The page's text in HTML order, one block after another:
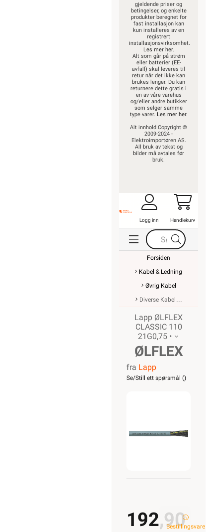
gjeldende priser og
betingelser, og enkelte
produkter beregnet for
fast installasjon kan
kun installeres av en
registrert
installasjonsvirksomhet.
Les mer her.
Alt som går på strøm
eller batterier (EE-
avfall) skal leveres til
retur når det ikke kan
brukes lenger. Du kan
returnere dette gratis i
en av våre varehus
og/eller andre butikker
som selger samme
type varer. Les mer her.
Alt innhold Copyright ©
2009-2024 -
Elektroimportøren AS.
All bruk av tekst og
bilder må avtales før
bruk.
Logg inn Handlekurv
Forsiden
Kabel & Ledning
Øvrig Kabel
Diverse Kabel
Lapp ØLFLEX
CLASSIC 110
21G0,75 •
ØLFLEX
CLASSIC
fra Lapp
Se/Still ett spørsmål ()
192,90Bestillingsvare